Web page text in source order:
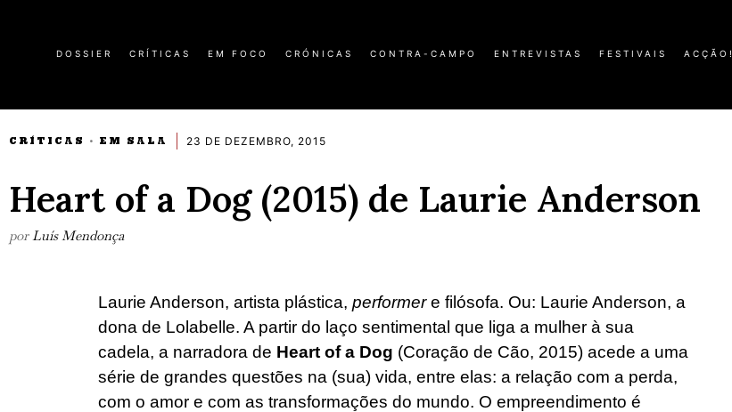
DOSSIER CRÍTICAS EM FOCO CRÓNICAS CONTRA-CAMPO ENTREVISTAS FESTIVAIS ACÇÃO!
CRÍTICAS · EM SALA 23 DE DEZEMBRO, 2015
Heart of a Dog (2015) de Laurie Anderson
por Luís Mendonça
Laurie Anderson, artista plástica, performere filósofa. Ou: Laurie Anderson, a
dona de Lolabelle. A partir do laço sentimental que liga a mulher à sua
cadela, a narradora de Heart of a Dog (Coração de Cão, 2015) acede a uma
série de grandes questões na (sua) vida, entre elas: a relação com a perda,
com o amor e com as transformações do mundo. O empreendimento é